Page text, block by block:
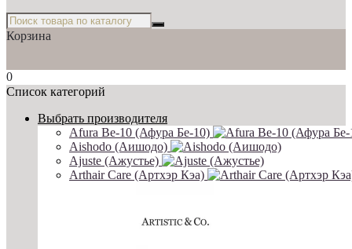
Корзина
0
Список категорий
Выбрать производителя
Afura Be-10 (Афура Бе-10)
Aishodo (Аишодо)
Ajuste (Ажустье)
Arthair Care (Артхэр Кэа)